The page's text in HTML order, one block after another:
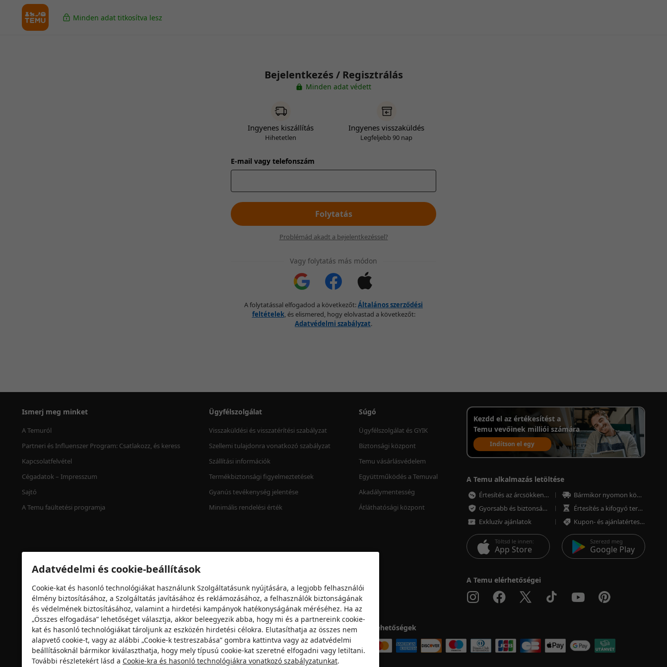
Minden adat titkosítva lesz
Bejelentkezés / Regisztrálás
Minden adat védett
Ingyenes kiszállítás
Hihetetlen
Ingyenes visszaküldés
Legfeljebb 90 nap
E-mail vagy telefonszám
Folytatás
Problémád akadt a bejelentkezéssel?
Vagy folytatás más módon
A folytatással elfogadod a következőt:Általános szerződési
feltételek, és elismered, hogy elolvastad a következőt:
Adatvédelmi szabályzat.
Ismerj meg minket
A Temuról
Partneri és Influenszer Program: Csatlakozz, és keress
Kapcsolatfelvétel
Cégadatok – Impresszum
Sajtó
A Temu faültetési programja
Ügyfélszolgálat
Visszaküldési és visszatérítési szabályzat
Szellemi tulajdonra vonatkozó szabályzat
Szállítási információk
Termékbiztonsági figyelmeztetések
Gyanús tevékenység jelentése
Minimális rendelési érték
Súgó
Ügyfélszolgálat és GYIK
Biztonsági központ
Temu vásárlásvédelem
Együttműködés a Temuval
Akadálymentesség
Átláthatósági központ
Kezdd el az értékesítést a
Temu vevőinek milliói számára
Indítson el egy
értékesítési fiókot
A Temu alkalmazás letöltése
Értesítés az árcsökkenésről
Bármikor nyomon követheted a megrendeléseket
Gyorsabb és biztonságosabb fizetés
Értesítés a kifogyó termékekről
Exkluzív ajánlatok
Kupon- és ajánlatértesítések
Töltsd le innen:
App Store
Szerezd meg
Google Play
A Temu elérhetőségei
Biztonsági tanúsítvány Fizetési lehetőségek
Adatvédelmi és cookie-beállítások
Cookie-kat és hasonló technológiákat használunk Szolgáltatásunk nyújtására, a legjobb felhasználói
élmény biztosításához, a Szolgáltatás javításához és reklámozásához, a felhasználók biztonságának
és védelmének biztosításához, valamint a hirdetési kampányok hatékonyságának méréséhez. Ha az
„Összes elfogadása” lehetőséget választja, akkor beleegyezik abba, hogy mi és a partnereink cookie-
kat és hasonló technológiákat tároljunk az eszközén hirdetési célokra. Elutasíthatja az összes nem
alapvető cookie-t, vagy az alábbi „Cookie-k testreszabása” gombra kattintva vagy az adatvédelmi
beállításoknál bármikor kiválaszthatja, hogy mely típusú cookie-kat szeretné elfogadni vagy letiltani.
További részletekért lásd a Cookie-kra és hasonló technológiákra vonatkozó szabályzatunkat.